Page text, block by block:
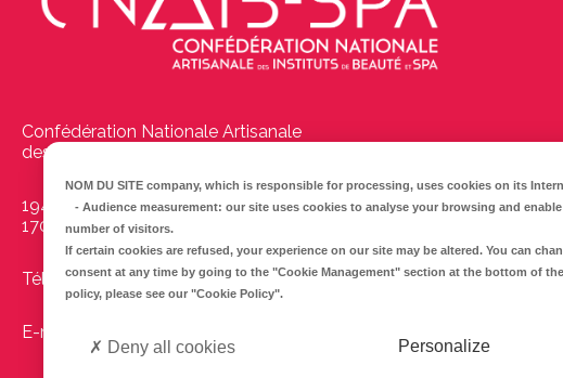
Confédération Nationale Artisanale
des Instituts de Beauté et Spas
194 Boulevard Emile Delmas
17000 La Rochelle
Tél : 05 46 41 69 79
E-mail :
NOM DU SITE company, which is responsible for processing, uses cookies on its
- Audience measurement: our site uses cookies to analyse your browsing and
number of visitors.
If certain cookies are refused, your experience on our site may be altered. You can
consent at any time by going to the "Cookie Management" section at the bottom of
policy, please see our "Cookie Policy".
Personalize
Deny all cookies